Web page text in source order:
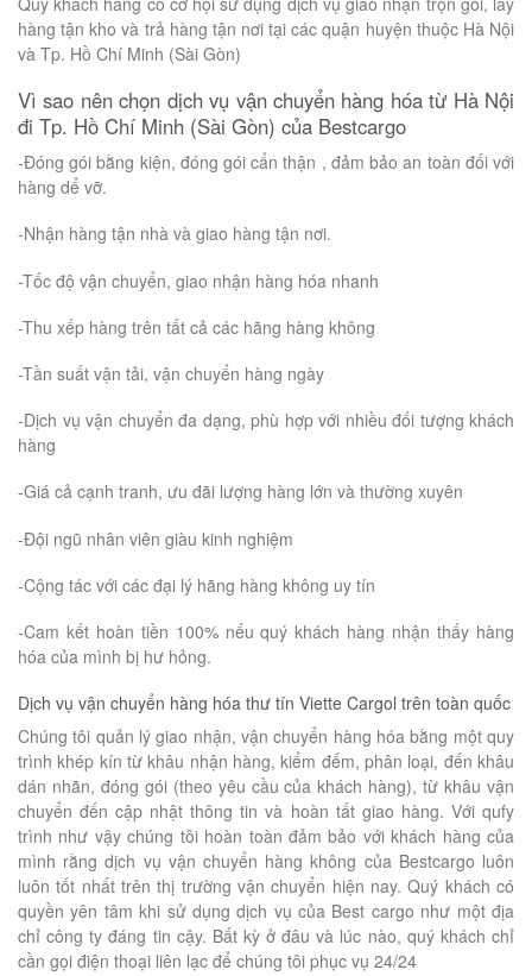
hàng tận kho và trả hàng tận nơi tại các quận huyện thuộc Hà Nội
và Tp. Hồ Chí Minh (Sài Gòn)
Vì sao nên chọn dịch vụ vận chuyển hàng hóa từ Hà Nội
đi Tp. Hồ Chí Minh (Sài Gòn) của Bestcargo
-Đóng gói bằng kiện, đóng gói cẩn thận , đảm bảo an toàn đối với
hàng dể vỡ.
-Nhận hàng tận nhà và giao hàng tận nơi.
-Tốc độ vận chuyển, giao nhận hàng hóa nhanh
-Thu xếp hàng trên tất cả các hãng hàng không
-Tần suất vận tải, vận chuyển hàng ngày
-Dịch vụ vận chuyển đa dạng, phù hợp với nhiều đối tượng khách
hàng
-Giá cả cạnh tranh, ưu đãi lượng hàng lớn và thường xuyên
-Đội ngũ nhân viên giàu kinh nghiệm
-Cộng tác với các đại lý hãng hàng không uy tín
-Cam kết hoàn tiền 100% nếu quý khách hàng nhận thấy hàng
hóa của mình bị hư hỏng.
Dịch vụ vận chuyển hàng hóa thư tín Viette Cargol trên toàn quốc
Chúng tôi quản lý giao nhận, vận chuyển hàng hóa bằng một quy
trình khép kín từ khâu nhận hàng, kiểm đếm, phân loại, đến khâu
dán nhãn, đóng gói (theo yêu cầu của khách hàng), từ khâu vận
chuyển đến cập nhật thông tin và hoàn tất giao hàng. Với qufy
trình như vậy chúng tôi hoàn toàn đảm bảo với khách hàng của
mình rằng dịch vụ vận chuyển hàng không của Bestcargo luôn
luôn tốt nhất trên thị trường vận chuyển hiện nay. Quý khách có
quyền yên tâm khi sử dụng dịch vụ của Best cargo như một địa
chỉ công ty đáng tin cậy. Bất kỳ ở đâu và lúc nào, quý khách chỉ
cần gọi điện thoại liên lạc để chúng tôi phục vụ 24/24